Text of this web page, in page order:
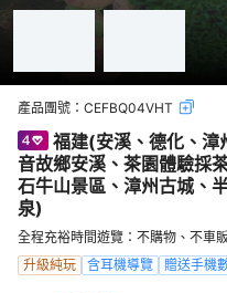
產品團號： CEFBQ04VHT
福建(安溪、德化、漳
音故鄉安溪、茶園體驗採
石牛山景區、漳州古城、
泉)
全程充裕時間遊覽：不購物、不車
升級純玩
含耳機導覽 贈送手機